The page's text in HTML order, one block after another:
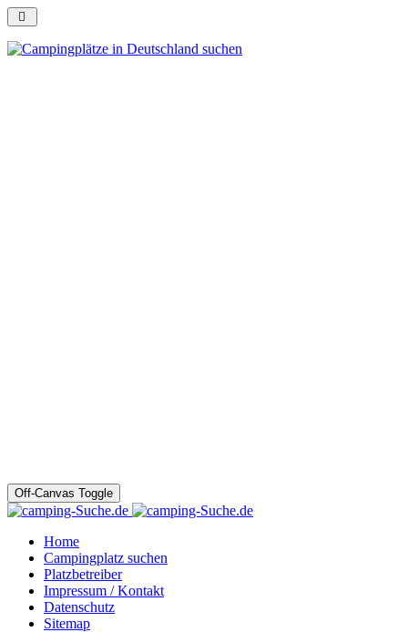
Off-Canvas Toggle
Home
Campingplatz suchen
Platzbetreiber
Impressum / Kontakt
Datenschutz
Sitemap